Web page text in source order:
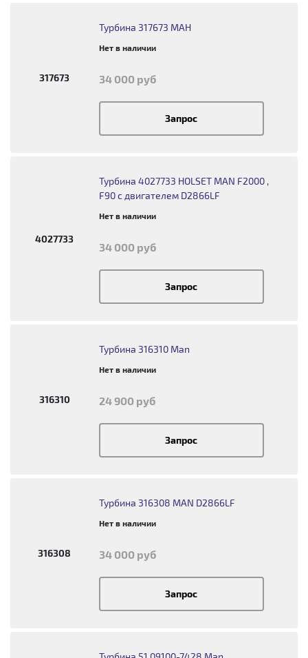
317673
Турбина 317673 МАН
Нет в наличии
34 000 руб
Запрос
4027733
Турбина 4027733 HOLSET MAN F2000 ,
F90 с двигателем D2866LF
Нет в наличии
34 000 руб
Запрос
316310
Турбина 316310 Man
Нет в наличии
24 900 руб
Запрос
316308
Турбина 316308 MAN D2866LF
Нет в наличии
34 000 руб
Запрос